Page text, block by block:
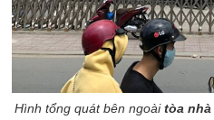
Hình tổng quát bên ngoàitòa nhà